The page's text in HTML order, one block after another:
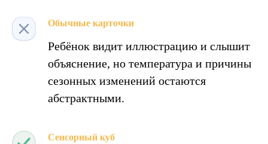
Обычные карточки
Ребёнок видит иллюстрацию и слышит
объяснение, но температура и причины
сезонных изменений остаются
абстрактными.
Сенсорный куб